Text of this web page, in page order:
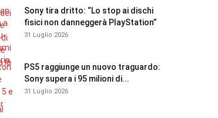
Sony tira dritto: “Lo stop ai dischi
fisici non danneggerà PlayStation”
31 Luglio 2026
PS5 raggiunge un nuovo traguardo:
Sony supera i 95 milioni di...
31 Luglio 2026